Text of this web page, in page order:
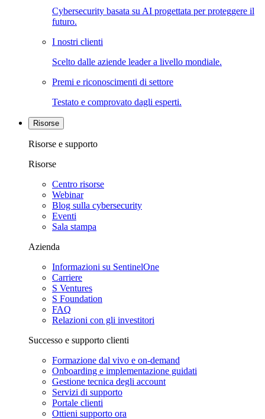
Cybersecurity basata su AI progettata per proteggere il
futuro.
I nostri clienti
Scelto dalle aziende leader a livello mondiale.
Premi e riconoscimenti di settore
Testato e comprovato dagli esperti.
Risorse
Risorse e supporto
Risorse
Centro risorse
Webinar
Blog sulla cybersecurity
Eventi
Sala stampa
Azienda
Informazioni su SentinelOne
Carriere
S Ventures
S Foundation
FAQ
Relazioni con gli investitori
Successo e supporto clienti
Formazione dal vivo e on-demand
Onboarding e implementazione guidati
Gestione tecnica degli account
Servizi di supporto
Portale clienti
Ottieni supporto ora